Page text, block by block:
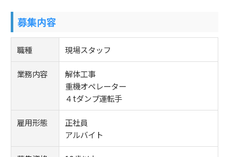
募集内容
職種 現場スタッフ
業務内容
解体工事
重機オペレーター
４tダンプ運転手
雇用形態
正社員
アルバイト